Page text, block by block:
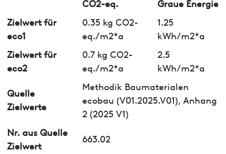
CO2-eq.
Graue Energie
Zielwert für
eco1
0.35 kg CO2-
eq./m2*a
1.25
kWh/m2*a
Zielwert für
eco2
0.7 kg CO2-
eq./m2*a
2.5
kWh/m2*a
Quelle
Zielwerte
Methodik Baumaterialen
ecobau (V01.2025.V01), Anhang
2 (2025 V1)
Nr. aus Quelle
Zielwert
663.02